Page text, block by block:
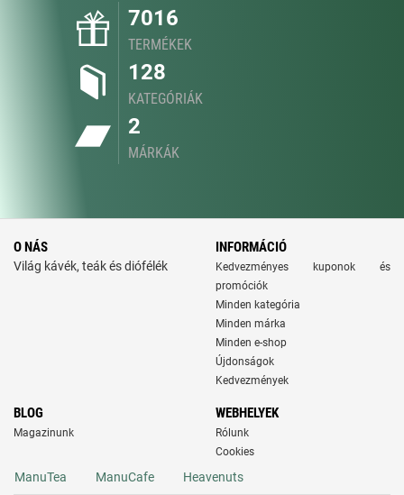
7016
TERMÉKEK
128
KATEGÓRIÁK
2
MÁRKÁK
O NÁS
Világ kávék, teák és diófélék
INFORMÁCIÓ
Kedvezményes kuponok és
promóciók
Minden kategória
Minden márka
Minden e-shop
Újdonságok
Kedvezmények
BLOG
Magazinunk
WEBHELYEK
Rólunk
Cookies
ManuTea ManuCafe Heavenuts